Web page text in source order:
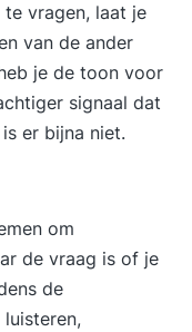
vragen, laat je
van de ander
je de toon voor
signaal dat
er bijna niet.
om
de vraag is of je
de